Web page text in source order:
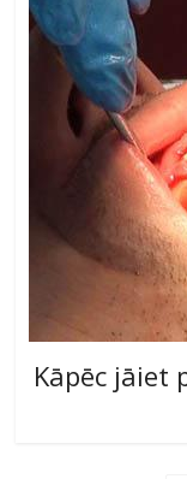
Kāpēc jāiet